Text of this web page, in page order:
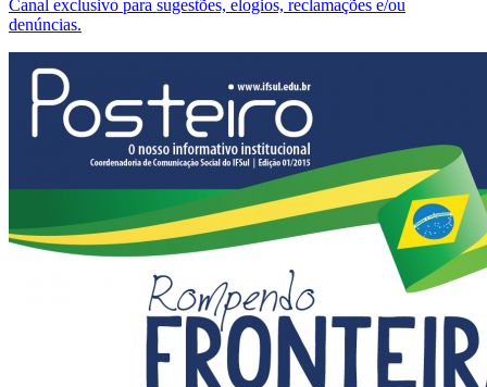
Canal exclusivo para sugestões, elogios, reclamações e/ou
denúncias.